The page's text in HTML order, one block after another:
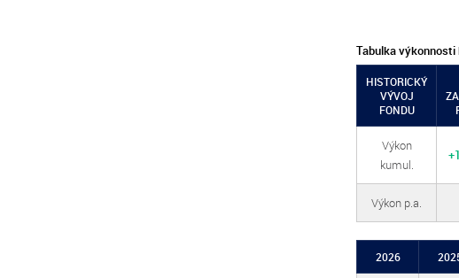
Tabulka výkonnosti
HISTORICKÝ
VÝVOJ
FONDU
Výkon
kumul.
Výkon p.a.
2026